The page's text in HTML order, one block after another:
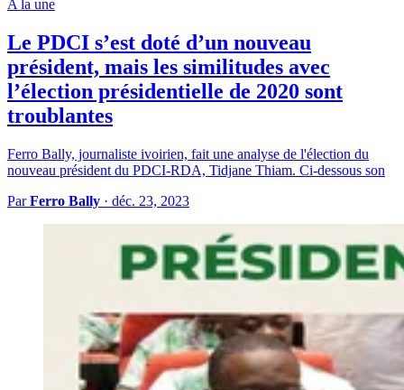
A la une
Le PDCI s’est doté d’un nouveau
président, mais les similitudes avec
l’élection présidentielle de 2020 sont
troublantes
Ferro Bally, journaliste ivoirien, fait une analyse de l'élection du
nouveau président du PDCI-RDA, Tidjane Thiam. Ci-dessous son
ParFerro Bally · déc. 23, 2023